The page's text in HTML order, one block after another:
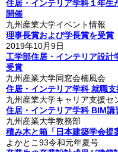
住居・インテリア学科１年生
開催
九州産業大学イベント情報
理事長賞および学長賞を受賞
2019年10月9日
工学部住居・インテリア設
受賞
九州産業大学同窓会楠風会
住居・インテリア学科 就職支
九州産業大学キャリア支援セ
住居・インテリア学科 BIM講
九州産業大学教務部
積み木と箱「日本建築学会提
よかとこ93令和元年夏号